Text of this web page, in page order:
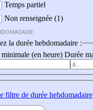
Temps partiel
Non renseignée (1)
la durée hebdomadaire :
(en heure) Durée
filtre de durée hebdomadaire